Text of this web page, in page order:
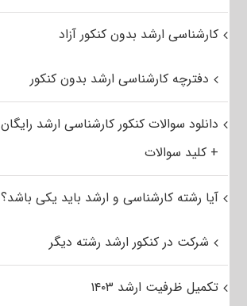
کارشناسی ارشد بدون کنکور آزاد
دفترچه کارشناسی ارشد بدون کنکور
دانلود سوالات کنکور کارشناسی ارشد رایگان
+ کلید سوالات
آیا رشته کارشناسی و ارشد باید یکی باشد؟
شرکت در کنکور ارشد رشته دیگر
تکمیل ظرفیت ارشد ۱۴۰۳